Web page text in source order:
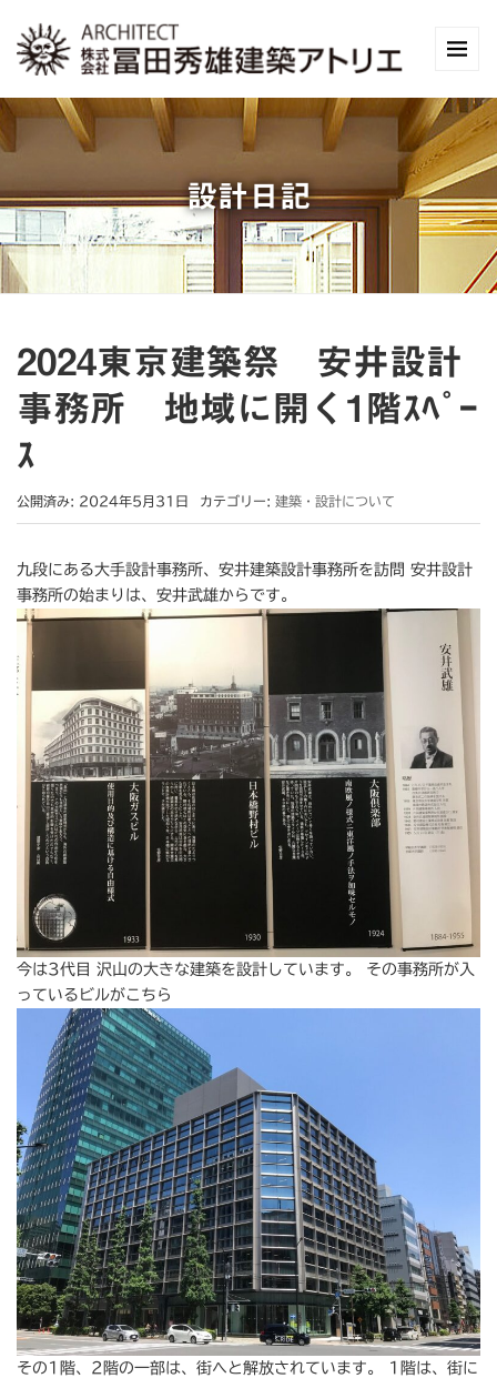
設計日記
2024東京建築祭 安井設計
事務所 地域に開く1階ｽﾍﾟｰ
ｽ
公開済み: 2024年5月31日 カテゴリー: 建築・設計について
九段にある大手設計事務所、安井建築設計事務所を訪問 安井設計
事務所の始まりは、安井武雄からです。
今は3代目 沢山の大きな建築を設計しています。 その事務所が入
っているビルがこちら
その1階、2階の一部は、街へと解放されています。 1階は、街に